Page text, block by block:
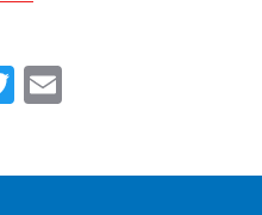
Twitter